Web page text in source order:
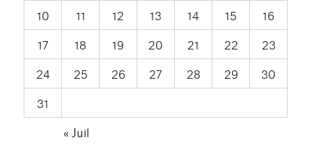
10
11 12 13 14 15
16
17
18 19 20 21 22
23
24
25 26 27 28 29
30
31
« Juil